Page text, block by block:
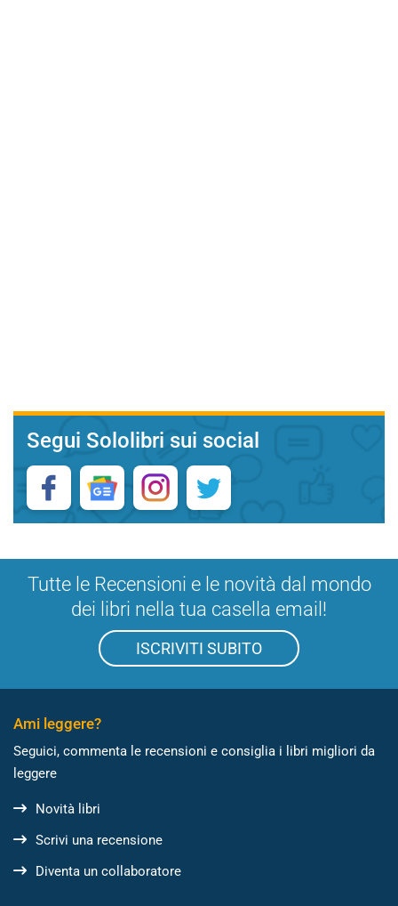
Segui Sololibri sui social
Tutte le Recensioni e le novità dal mondo
dei libri nella tua casella email!
ISCRIVITI SUBITO
Ami leggere?
Seguici, commenta le recensioni e consiglia i libri migliori da
leggere
Novità libri
Scrivi una recensione
Diventa un collaboratore